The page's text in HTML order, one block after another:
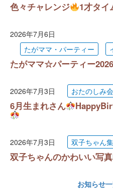
色々チャレンジ 1才タイ
2026年7月6日
たがママ・パーティー
たがママ☆パーティー2026
2026年7月3日 おたのしみ会
6月生まれさん
2026年7月3日 双子ちゃん
双子ちゃんのかわいい写真
お知らせ